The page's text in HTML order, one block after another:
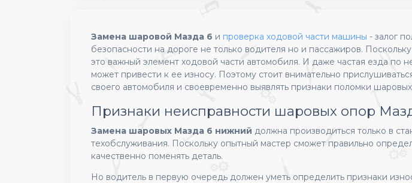
Замена шаровой Мазда 6 и проверка ходовой части машины - залог
безопасности на дороге не только водителя но и пассажиров.
это важный элемент ходовой части автомобиля. И даже частая езда по
может привести к ее износу. Поэтому стоит внимательно
своего автомобиля и своевременно выявлять признаки поломки
Признаки неисправности шаровых опор
Замена шаровых Мазда 6 нижний должна производиться только в
техобслуживания. Поскольку опытный мастер сможет правильно
качественно поменять деталь.
Но водитель в первую очередь должен уметь определить признаки